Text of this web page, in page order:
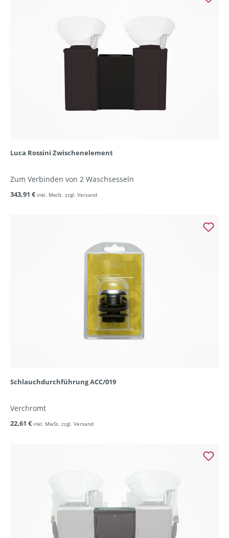
Luca Rossini Zwischenelement
Zum Verbinden von 2 Waschsesseln
343,91 € inkl. MwSt. zzgl. Versand
Schlauchdurchführung ACC/019
Verchromt
22,61 € inkl. MwSt. zzgl. Versand